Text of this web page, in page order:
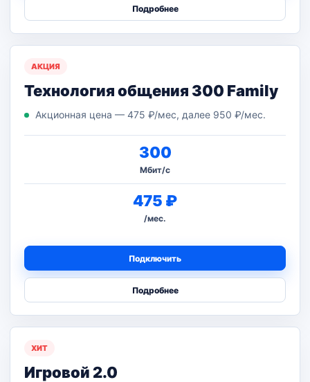
Подробнее
АКЦИЯ
Технология общения 300 Family
Акционная цена — 475 ₽/мес, далее 950 ₽/мес.
300
Мбит/с
475 ₽
/мес.
Подключить
Подробнее
ХИТ
Игровой 2.0